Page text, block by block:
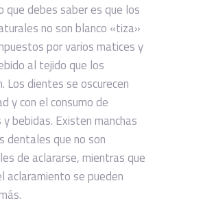
que debes saber es que los
no son blanco «tiza»
por varios matices y
al tejido que los
Los dientes se oscurecen
y con el consumo de
bebidas. Existen manchas
dentales que no son
de aclararse, mientras que
aclaramiento se pueden